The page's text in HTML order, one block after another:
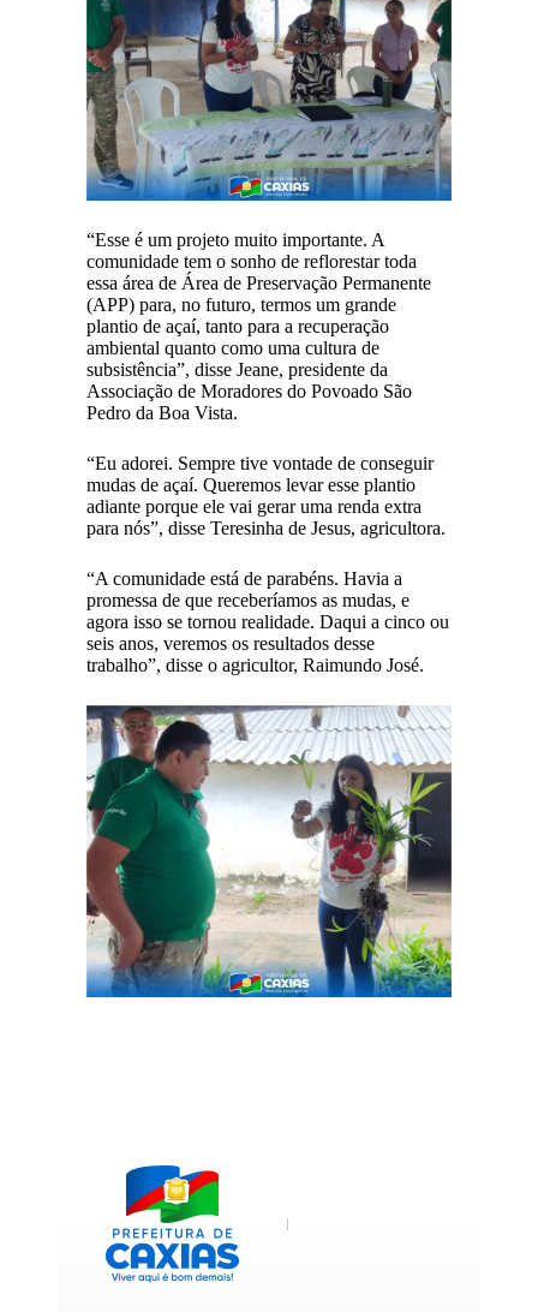
“Esse é um projeto muito importante. A
comunidade tem o sonho de reflorestar toda
essa área de Área de Preservação Permanente
(APP) para, no futuro, termos um grande
plantio de açaí, tanto para a recuperação
ambiental quanto como uma cultura de
subsistência”, disse Jeane, presidente da
Associação de Moradores do Povoado São
Pedro da Boa Vista.
“Eu adorei. Sempre tive vontade de conseguir
mudas de açaí. Queremos levar esse plantio
adiante porque ele vai gerar uma renda extra
para nós”, disse Teresinha de Jesus, agricultora.
“A comunidade está de parabéns. Havia a
promessa de que receberíamos as mudas, e
agora isso se tornou realidade. Daqui a cinco ou
seis anos, veremos os resultados desse
trabalho”, disse o agricultor, Raimundo José.